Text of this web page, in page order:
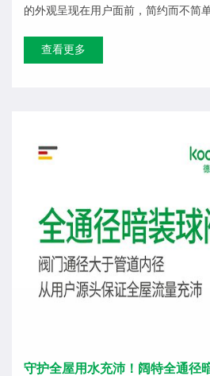
的外观呈现在用户面前，简约而不简
查看更多
守护全屋用水充沛！阔特全通径